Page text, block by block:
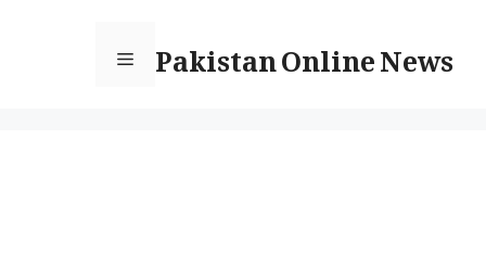
content
Pakistan Online News
Menu